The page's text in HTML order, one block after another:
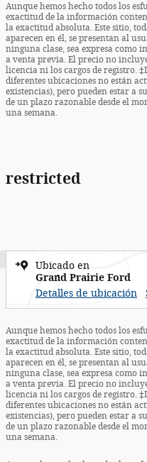
Aunque hemos hecho todos los
exactitud de la información
la exactitud absoluta. Este sitio,
aparecen en él, se presentan al
ninguna clase, sea expresa como
a venta previa. El precio no
licencia ni los cargos de registro.
diferentes ubicaciones no están
existencias), pero pueden estar a
de un plazo razonable desde el
una semana.
restricted
Ubicado en
Grand Prairie Ford
Detalles de ubicación
Aunque hemos hecho todos los
exactitud de la información
la exactitud absoluta. Este sitio,
aparecen en él, se presentan al
ninguna clase, sea expresa como
a venta previa. El precio no
licencia ni los cargos de registro.
diferentes ubicaciones no están
existencias), pero pueden estar a
de un plazo razonable desde el
una semana.